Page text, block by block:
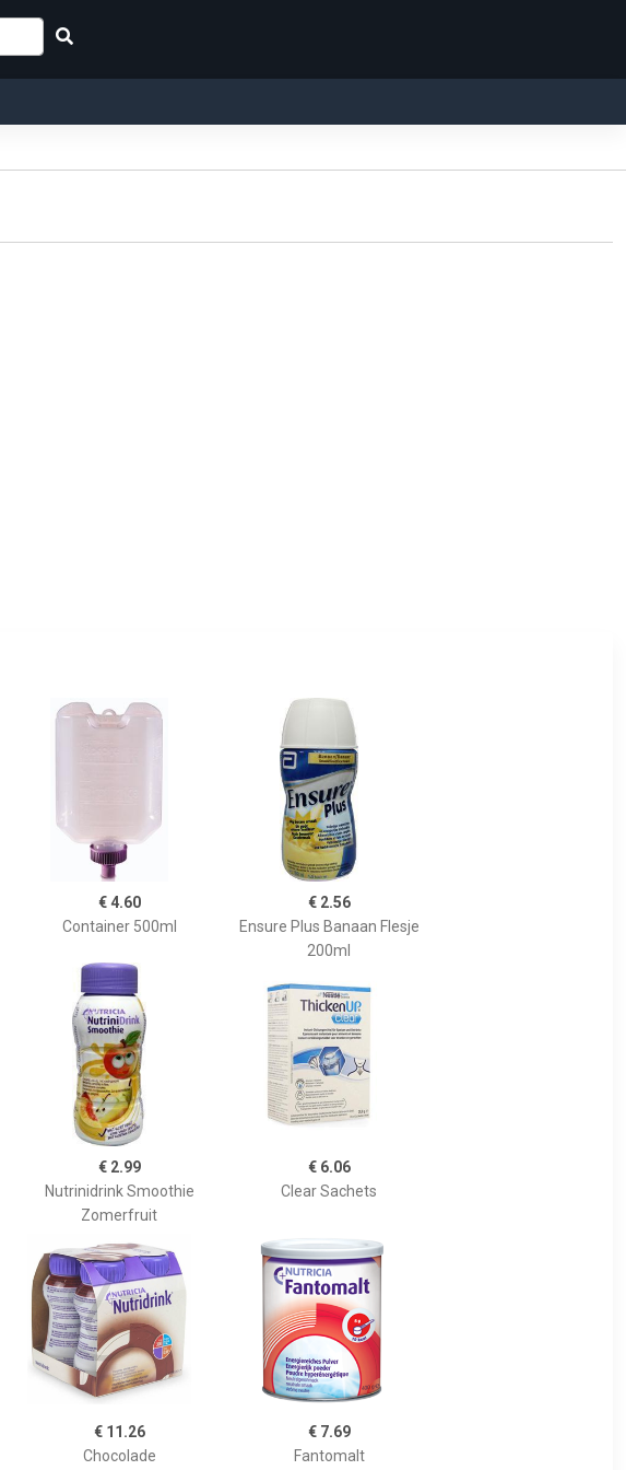
€ 4.60
Container 500ml
€ 2.56
Ensure Plus Banaan Flesje
200ml
€ 2.99
Nutrinidrink Smoothie
Zomerfruit
€ 6.06
Clear Sachets
€ 11.26
Chocolade
€ 7.69
Fantomalt